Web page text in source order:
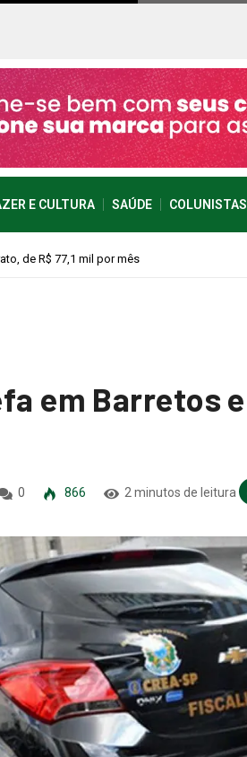
E CULTURA SAÚDE COLUNISTAS
em Barretos e
0 866 2 minutos de leitura